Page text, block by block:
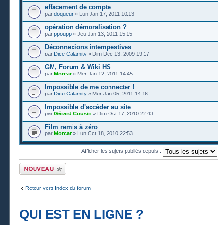
effacement de compte
par doqueur » Lun Jan 17, 2011 10:13
opération démoralisation ?
par ppoupp » Jeu Jan 13, 2011 15:15
Déconnexions intempestives
par Dice Calamity » Dim Déc 13, 2009 19:17
GM, Forum & Wiki HS
par Morcar» Mer Jan 12, 2011 14:45
Impossible de me connecter !
par Dice Calamity » Mer Jan 05, 2011 14:16
Impossible d'accéder au site
par Gérard Cousin » Dim Oct 17, 2010 22:43
Film remis à zéro
par Morcar» Lun Oct 18, 2010 22:53
Afficher les sujets publiés depuis :
Publier un nouveau
sujet
Retour vers Index du forum
QUI EST EN LIGNE ?